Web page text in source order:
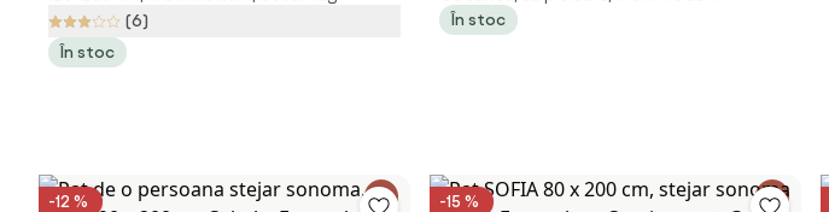
curbate (6)
În stoc
Somiera pat: Fara somiera
În stoc
-12 % -15 %